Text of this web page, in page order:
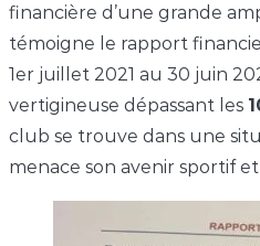
financière d’une grande
témoigne le rapport
1er juillet 2021 au 30 juin
vertigineuse dépassant les
club se trouve dans une
menace son avenir sportif